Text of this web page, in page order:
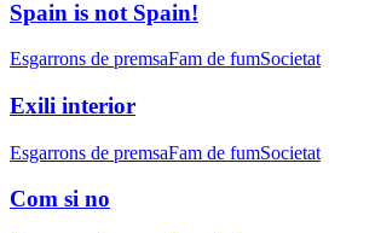
not
Spain!
Spain is not Spain!
Exili
Esgarrons de premsaFam de fumSocietat
Exili interior
Com
no
Esgarrons de premsaFam de fumSocietat
Com si no